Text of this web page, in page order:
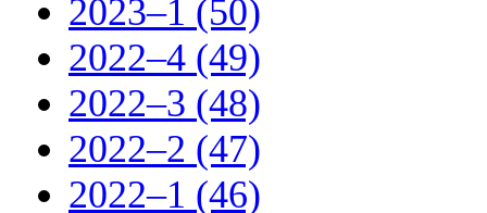
2023–1 (50)
2022–4 (49)
2022–3 (48)
2022–2 (47)
2022–1 (46)